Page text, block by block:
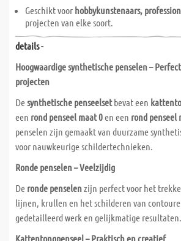
Geschikt voor hobbykunstenaars,
projecten van elke soort.
details -
Hoogwaardige synthetische penselen –
projecten
Desynthetische penseelsetbevat een
een rond penseel maat 0en een rond penseel
penselen zijn gemaakt van duurzame
voor nauwkeurige schildertechnieken.
Ronde penselen – Veelzijdig
De ronde penselenzijn perfect voor het
lijnen, krullen en het schilderen van
gedetailleerd werk en gelijkmatige resultaten.
Kattentongpenseel – Praktisch en creatief